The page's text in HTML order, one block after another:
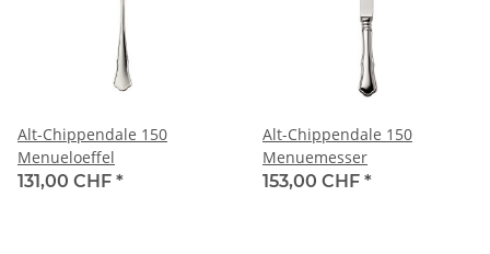
Alt-Chippendale 150
Menueloeffel
131,00 CHF *
Alt-Chippendale 150
Menuemesser
153,00 CHF *